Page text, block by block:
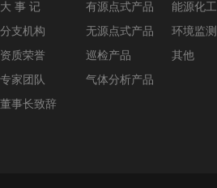
大 事 记
分支机构
资质荣誉
专家团队
董事长致辞
有源点式产品
无源点式产品
巡检产品
气体分析产品
能源化工
环境监测
其他